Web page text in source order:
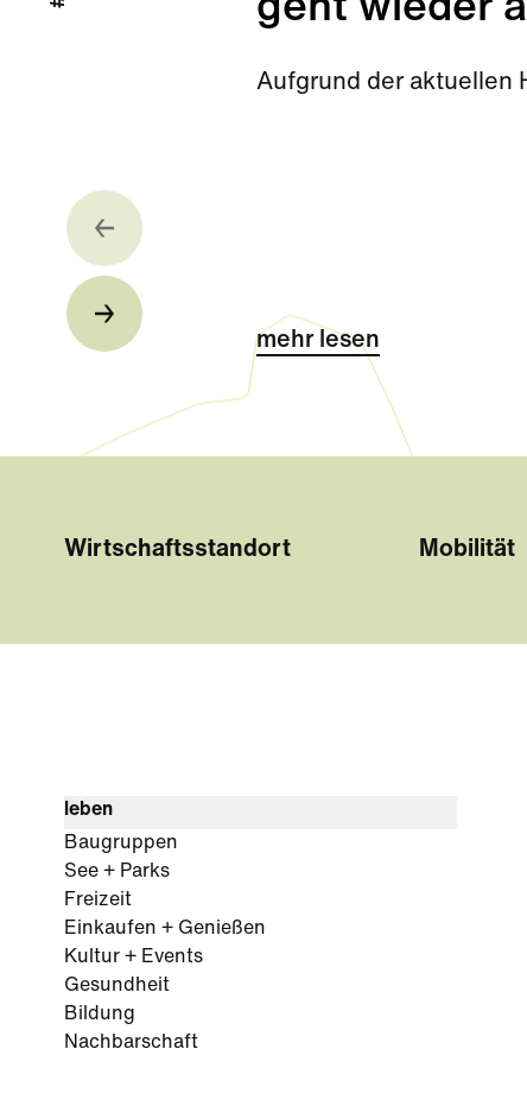
geht wieder
Aufgrund der aktuellen
mehr lesen
Wirtschaftsstandort Mobilität
leben
Baugruppen
See + Parks
Freizeit
Einkaufen + Genießen
Kultur + Events
Gesundheit
Bildung
Nachbarschaft